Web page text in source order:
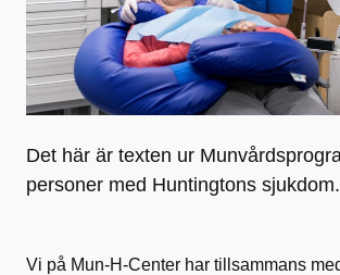
Det här är texten ur
personer med Huntingtons sjukdom.
Vi på Mun-H-Center har tillsammans